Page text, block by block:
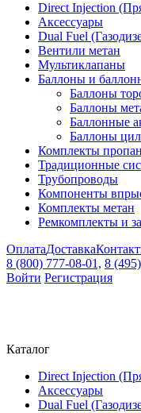
Direct Injection
Аксессуары
Dual Fuel
Вентили метан
Мультиклапаны
Баллоны и
Баллоны
Баллоны
Баллонные
Баллоны
Комплекты пропан
Традиционные
Трубопроводы
Компоненты
Комплекты метан
Ремкомплекты и
ОплатаДоставка
8 (800) 777-08-01, 8
Войти Регистрация
Каталог
Direct Injection
Аксессуары
Dual Fuel